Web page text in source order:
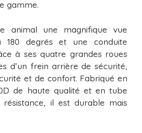
gamme.
animal une magnifique vue
180 degrés et une conduite
à ses quatre grandes roues
d’un frein arrière de sécurité,
et de confort. Fabriqué en
de haute qualité et en tube
résistance, il est durable mais